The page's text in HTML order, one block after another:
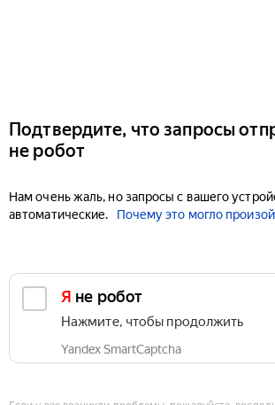
Подтвердите, что запросы
не робот
Нам очень жаль, но запросы с вашего
автоматические.
Почему это могло
Я не робот
Нажмите, чтобы продолжить
Yandex SmartCaptcha